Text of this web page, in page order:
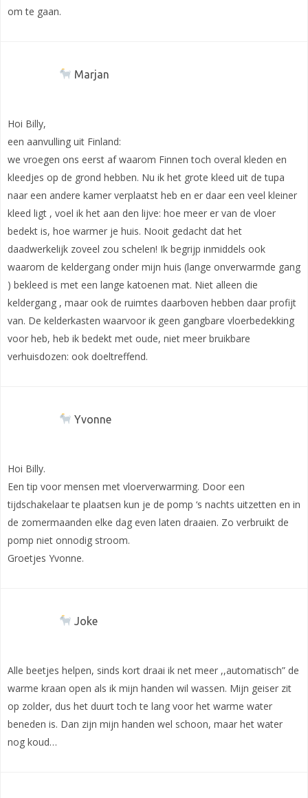
om te gaan.
Marjan
Hoi Billy,
een aanvulling uit Finland:
we vroegen ons eerst af waarom Finnen toch overal kleden en
kleedjes op de grond hebben. Nu ik het grote kleed uit de tupa
naar een andere kamer verplaatst heb en er daar een veel kleiner
kleed ligt , voel ik het aan den lijve: hoe meer er van de vloer
bedekt is, hoe warmer je huis. Nooit gedacht dat het
daadwerkelijk zoveel zou schelen! Ik begrijp inmiddels ook
waarom de keldergang onder mijn huis (lange onverwarmde gang
) bekleed is met een lange katoenen mat. Niet alleen die
keldergang , maar ook de ruimtes daarboven hebben daar profijt
van. De kelderkasten waarvoor ik geen gangbare vloerbedekking
voor heb, heb ik bedekt met oude, niet meer bruikbare
verhuisdozen: ook doeltreffend.
Yvonne
Hoi Billy.
Een tip voor mensen met vloerverwarming. Door een
tijdschakelaar te plaatsen kun je de pomp ‘s nachts uitzetten en in
de zomermaanden elke dag even laten draaien. Zo verbruikt de
pomp niet onnodig stroom.
Groetjes Yvonne.
Joke
Alle beetjes helpen, sinds kort draai ik net meer ,,automatisch” de
warme kraan open als ik mijn handen wil wassen. Mijn geiser zit
op zolder, dus het duurt toch te lang voor het warme water
beneden is. Dan zijn mijn handen wel schoon, maar het water
nog koud…